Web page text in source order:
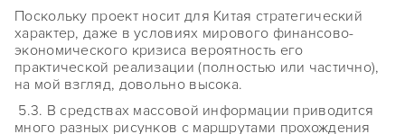
Поскольку проект носит для Китая стратегический
характер, даже в условиях мирового финансово-
экономического кризиса вероятность его
практической реализации (полностью или частично),
на мой взгляд, довольно высока.
5.3. В средствах массовой информации приводится
много разных рисунков с маршрутами прохождения